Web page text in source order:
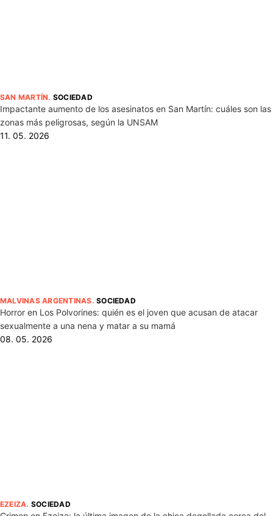
SAN MARTÍN. SOCIEDAD
Impactante aumento de los asesinatos en San Martín: cuáles son las
zonas más peligrosas, según la UNSAM
11. 05. 2026
MALVINAS ARGENTINAS.SOCIEDAD
Horror en Los Polvorines: quién es el joven que acusan de atacar
sexualmente a una nena y matar a su mamá
08. 05. 2026
EZEIZA. SOCIEDAD